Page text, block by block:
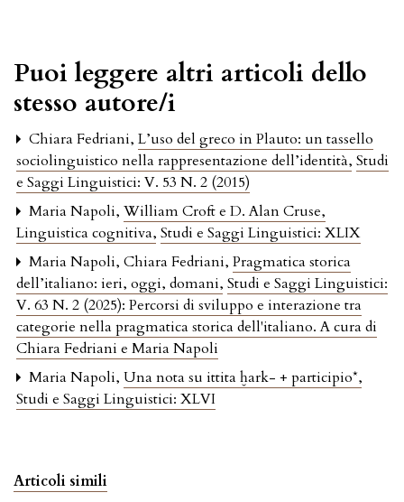
Puoi leggere altri articoli dello
stesso autore/i
Chiara Fedriani, L’uso del greco in Plauto: un tassello
sociolinguistico nella rappresentazione dell’identità, Studi
e Saggi Linguistici: V. 53 N. 2 (2015)
Maria Napoli, William Croft e D. Alan Cruse,
Linguistica cognitiva, Studi e Saggi Linguistici: XLIX
Maria Napoli, Chiara Fedriani, Pragmatica storica
dell’italiano: ieri, oggi, domani, Studi e Saggi Linguistici:
V. 63 N. 2 (2025): Percorsi di sviluppo e interazione tra
categorie nella pragmatica storica dell'italiano. A cura di
Chiara Fedriani e Maria Napoli
Maria Napoli, Una nota su ittita ḫark- + participio*,
Studi e Saggi Linguistici: XLVI
Articoli simili